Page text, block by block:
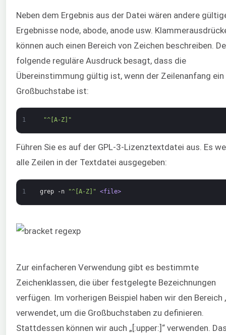
Neben dem Ergebnis aus der Datei wären andere
Ergebnisse node, abode, anode usw.
können auch einen Bereich von Zeichen beschreiben.
folgende reguläre Ausdruck besagt, dass die
Übereinstimmung gültig ist, wenn der Zeilenanfang ein
Großbuchstabe ist:
1 "^[A-Z]"
Führen Sie es auf der GPL-3-Lizenztextdatei aus. Es
alle Zeilen in der Textdatei ausgegeben:
1 grep -n "^[A-Z]" <file>
Zur einfacheren Verwendung gibt es bestimmte
Zeichenklassen, die über festgelegte Bezeichnungen
verfügen. Im vorherigen Beispiel haben wir den Bereich
verwendet, um die Großbuchstaben zu definieren.
Stattdessen können wir auch „[:upper:]“ verwenden.